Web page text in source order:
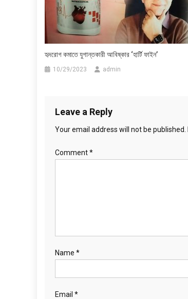
হৃদরোগ কমাতে যুগান্তকারী আবিষ্কার ‘হার্টি ফাইন’
10/29/2023 admin
Leave a Reply
Your email address will not be published.
Comment*
Name *
Email *